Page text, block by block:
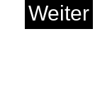
Anzeige
Weiter